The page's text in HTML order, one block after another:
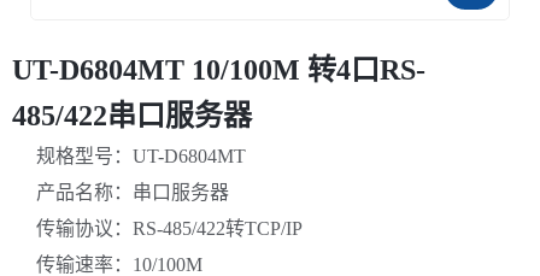
UT-D6804MT 10/100M 转4口RS-
485/422串口服务器
规格型号：UT-D6804MT
产品名称：串口服务器
传输协议：RS-485/422转TCP/IP
传输速率：10/100M